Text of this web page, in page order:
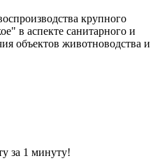
крупного
в аспекте санитарного и
объектов животноводства и
за 1 минуту!